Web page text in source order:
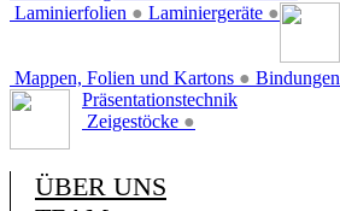
Laminierfolien ● Laminiergeräte ●
Mappen, Folien und Kartons ● Bindungen
Präsentationstechnik
Zeigestöcke ●
ÜBER UNS